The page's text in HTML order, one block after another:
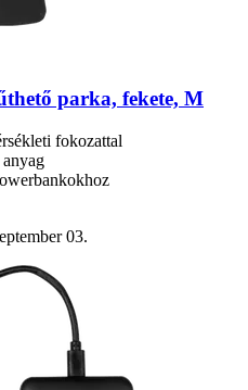
parka, fekete, M
fokozattal
03.